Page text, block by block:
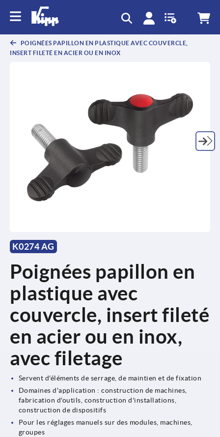
POIGNÉES PAPILLON EN PLASTIQUE AVEC COUVERCLE,
INSERT FILETÉ EN ACIER OU EN INOX
K0274 AG
Poignées papillon en
plastique avec
couvercle, insert fileté
en acier ou en inox,
avec filetage
Servent d'éléments de serrage, de maintien et de fixation
Domaines d'application : construction de machines,
fabrication d'outils, construction d'installations,
construction de dispositifs
Pour les réglages manuels sur des modules, machines,
groupes